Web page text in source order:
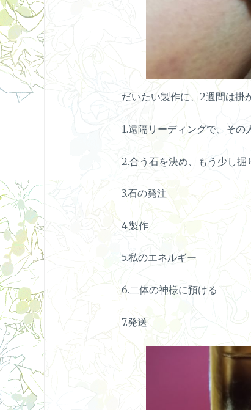
だいたい製作に、2週間は掛
1.遠隔リーディングで、その
2.合う石を決め、もう少し掘
3.石の発注
4.製作
5.私のエネルギー
6.二体の神様に預ける
7.発送